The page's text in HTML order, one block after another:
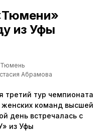
из Уфы
Тюмень
Абрамова
третий тур чемпионата
команд высшей
день встречалась с
из Уфы